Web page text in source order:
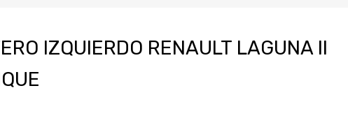
IZQUIERDO RENAULT LAGUNA II